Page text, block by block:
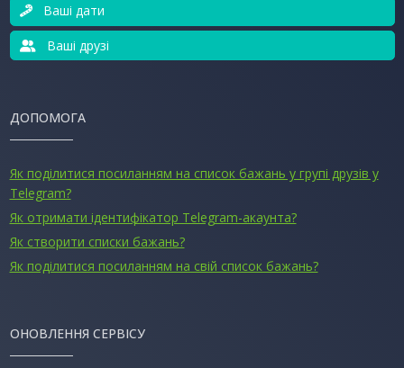
Ваші дати
Ваші друзі
ДОПОМОГА
Як поділитися посиланням на список бажань у групі друзів у
Telegram?
Як отримати ідентифікатор Telegram-акаунта?
Як створити списки бажань?
Як поділитися посиланням на свій список бажань?
ОНОВЛЕННЯ СЕРВІСУ